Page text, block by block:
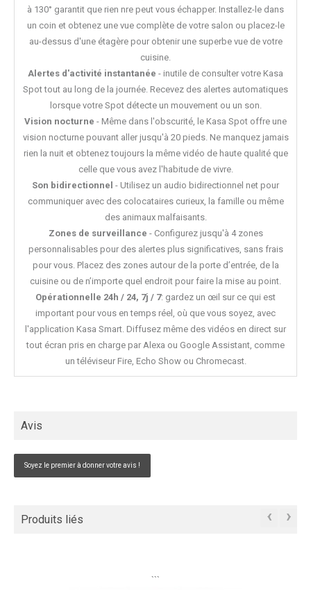
à 130° garantit que rien nre peut vous échapper. Installez-le dans
un coin et obtenez une vue complète de votre salon ou placez-le
au-dessus d'une étagère pour obtenir une superbe vue de votre
cuisine.
Alertes d'activité instantanée - inutile de consulter votre Kasa
Spot tout au long de la journée. Recevez des alertes automatiques
lorsque votre Spot détecte un mouvement ou un son.
Vision nocturne - Même dans l'obscurité, le Kasa Spot offre une
vision nocturne pouvant aller jusqu'à 20 pieds. Ne manquez jamais
rien la nuit et obtenez toujours la même vidéo de haute qualité que
celle que vous avez l'habitude de vivre.
Son bidirectionnel - Utilisez un audio bidirectionnel net pour
communiquer avec des colocataires curieux, la famille ou même
des animaux malfaisants.
Zones de surveillance - Configurez jusqu'à 4 zones
personnalisables pour des alertes plus significatives, sans frais
pour vous. Placez des zones autour de la porte d’entrée, de la
cuisine ou de n’importe quel endroit pour faire la mise au point.
Opérationnelle 24h / 24, 7j / 7: gardez un œil sur ce qui est
important pour vous en temps réel, où que vous soyez, avec
l'application Kasa Smart. Diffusez même des vidéos en direct sur
tout écran pris en charge par Alexa ou Google Assistant, comme
un téléviseur Fire, Echo Show ou Chromecast.
Avis
Soyez le premier à donner votre avis !
Produits liés ‹ ›
```